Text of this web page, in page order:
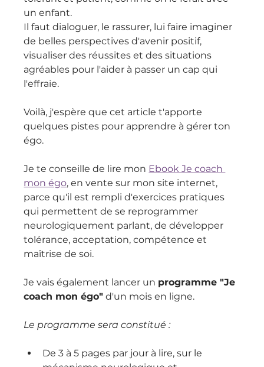
un enfant.
Il faut dialoguer, le rassurer, lui faire imaginer
de belles perspectives d'avenir positif,
visualiser des réussites et des situations
agréables pour l'aider à passer un cap qui
l'effraie.
Voilà, j'espère que cet article t'apporte
quelques pistes pour apprendre à gérer ton
égo.
Je te conseille de lire mon Ebook Je coach
mon égo, en vente sur mon site internet,
parce qu'il est rempli d'exercices pratiques
qui permettent de se reprogrammer
neurologiquement parlant, de développer
tolérance, acceptation, compétence et
maîtrise de soi.
Je vais également lancer un programme "Je
coach mon égo" d'un mois en ligne.
Le programme sera constitué :
De 3 à 5 pages par jour à lire, sur le